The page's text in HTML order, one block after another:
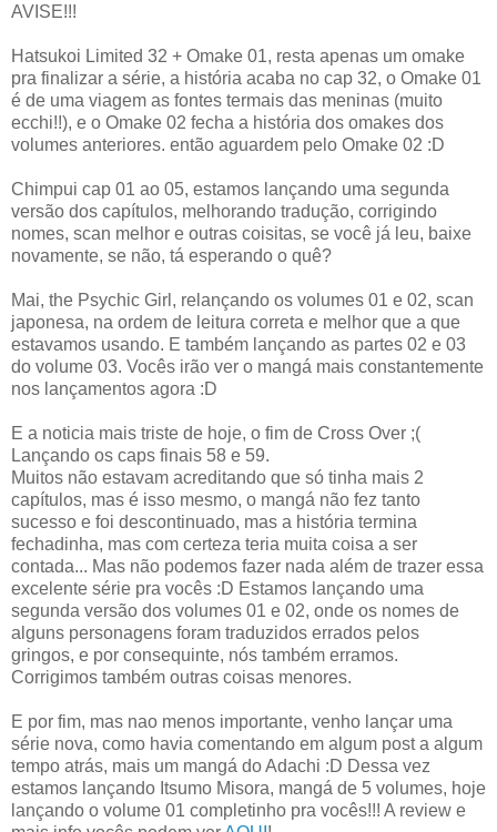
AVISE!!!
Hatsukoi Limited 32 + Omake 01, resta apenas um omake
pra finalizar a série, a história acaba no cap 32, o Omake 01
é de uma viagem as fontes termais das meninas (muito
ecchi!!), e o Omake 02 fecha a história dos omakes dos
volumes anteriores. então aguardem pelo Omake 02 :D
Chimpui cap 01 ao 05, estamos lançando uma segunda
versão dos capítulos, melhorando tradução, corrigindo
nomes, scan melhor e outras coisitas, se você já leu, baixe
novamente, se não, tá esperando o quê?
Mai, the Psychic Girl, relançando os volumes 01 e 02, scan
japonesa, na ordem de leitura correta e melhor que a que
estavamos usando. E também lançando as partes 02 e 03
do volume 03. Vocês irão ver o mangá mais constantemente
nos lançamentos agora :D
E a noticia mais triste de hoje, o fim de Cross Over ;(
Lançando os caps finais 58 e 59.
Muitos não estavam acreditando que só tinha mais 2
capítulos, mas é isso mesmo, o mangá não fez tanto
sucesso e foi descontinuado, mas a história termina
fechadinha, mas com certeza teria muita coisa a ser
contada... Mas não podemos fazer nada além de trazer essa
excelente série pra vocês :D Estamos lançando uma
segunda versão dos volumes 01 e 02, onde os nomes de
alguns personagens foram traduzidos errados pelos
gringos, e por consequinte, nós também erramos.
Corrigimos também outras coisas menores.
E por fim, mas nao menos importante, venho lançar uma
série nova, como havia comentando em algum post a algum
tempo atrás, mais um mangá do Adachi :D Dessa vez
estamos lançando Itsumo Misora, mangá de 5 volumes, hoje
lançando o volume 01 completinho pra vocês!!! A review e